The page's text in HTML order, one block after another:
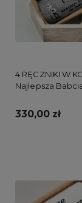
4 RĘCZNIKI W
Najlepsza
330,00 zł